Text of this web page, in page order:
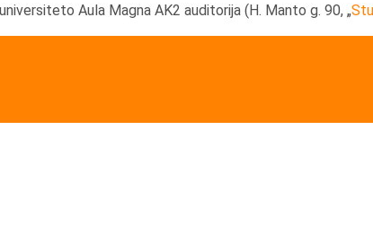
Aula Magna AK2 auditorija (H. Manto g. 90, „